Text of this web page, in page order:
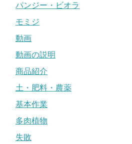
パンジー・ビオラ
モミジ
動画
動画の説明
商品紹介
土・肥料・農薬
基本作業
多肉植物
失敗